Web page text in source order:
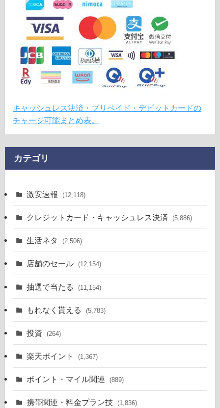
キャッシュレス決済・プリペイド・デビットカードの
チャージ可能まとめ表。
カテゴリ
激安速報 (12,118)
クレジットカード・キャッシュレス決済 (5,886)
生活ネタ (2,506)
店舗のセール (12,154)
抽選で当たる (11,154)
もれなく貰える (5,783)
投資 (264)
楽天ポイント (1,367)
ポイント・マイル関連 (889)
携帯関連・料金プラン技 (1,836)